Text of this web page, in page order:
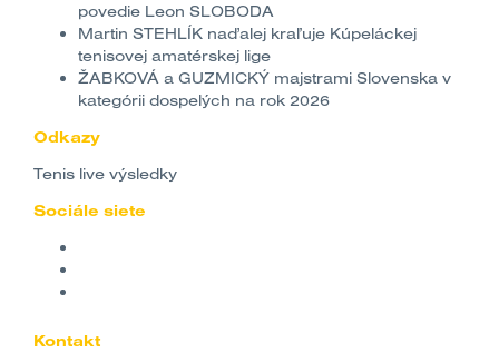
povedie Leon SLOBODA
Martin STEHLÍK naďalej kraľuje Kúpeláckej
tenisovej amatérskej lige
ŽABKOVÁ a GUZMICKÝ majstrami Slovenska v
kategórii dospelých na rok 2026
Odkazy
Tenis live výsledky
Sociále siete
Kontakt